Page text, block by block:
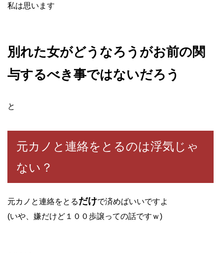
私は思います
別れた女がどうなろうがお前の関
与するべき事ではないだろう
と
元カノと連絡をとるのは浮気じゃ
ない？
元カノと連絡をとるだけで済めばいいですよ
(いや、嫌だけど１００歩譲っての話ですｗ)